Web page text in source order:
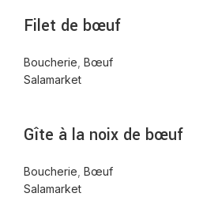
Filet de bœuf
Boucherie Bœuf
Salamarket
Gîte à la noix de bœuf
Boucherie Bœuf
Salamarket